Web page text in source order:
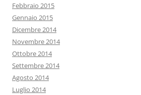
Febbraio 2015
Gennaio 2015
Dicembre 2014
Novembre 2014
Ottobre 2014
Settembre 2014
Agosto 2014
Luglio 2014